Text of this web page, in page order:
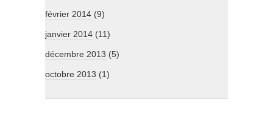
février 2014 (9)
janvier 2014 (11)
décembre 2013 (5)
octobre 2013 (1)